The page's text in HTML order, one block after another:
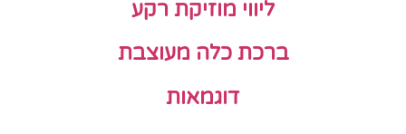
ליווי מוזיקת רקע
ברכת כלה מעוצבת
דוגמאות